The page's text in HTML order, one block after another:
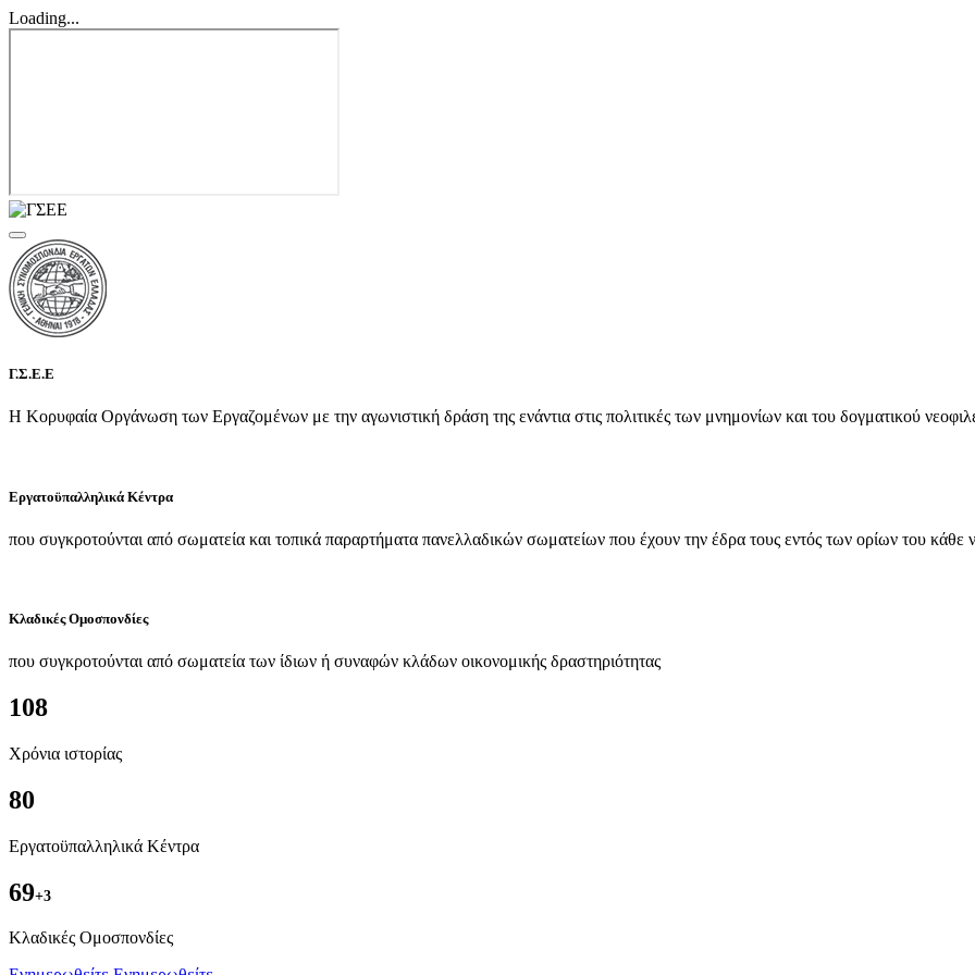
Loading...
Γ.Σ.Ε.Ε
Η Κορυφαία Οργάνωση των Εργαζομένων με την αγωνιστική δράση της ενάντια στις πολιτικές των μνημονίων και του δογματικού
Εργατοϋπαλληλικά Κέντρα
που συγκροτούνται από σωματεία και τοπικά παραρτήματα πανελλαδικών σωματείων που έχουν την έδρα τους εντός των ορίων του κάθε
Κλαδικές Ομοσπονδίες
που συγκροτούνται από σωματεία των ίδιων ή συναφών κλάδων οικονομικής δραστηριότητας
108
Χρόνια ιστορίας
80
Εργατοϋπαλληλικά Κέντρα
69+3
Kλαδικές Ομοσπονδίες